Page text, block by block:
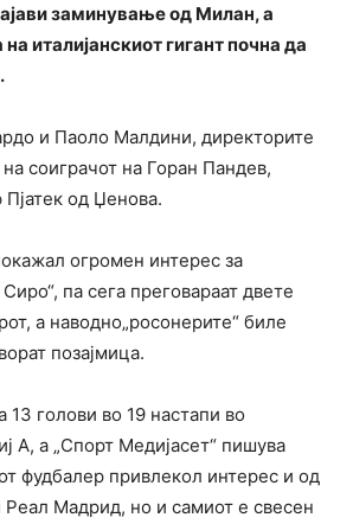
заминување од Милан, а
италијанскиот гигант почна да
и Паоло Малдини, директорите
соиграчот на Горан Пандев,
од Џенова.
огромен интерес за
па сега преговараат двете
а наводно„росонерите“ биле
позајмица.
13 голови во 19 настапи во
А, а „Спорт Медијасет“ пишува
фудбалер привлекол интерес и од
Реал Мадрид, но и самиот е свесен